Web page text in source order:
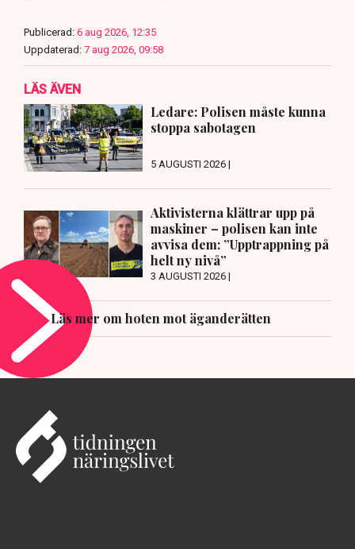
Publicerad: 6 aug 2026, 12:35
Uppdaterad: 7 aug 2026, 09:58
LÄS ÄVEN
Ledare: Polisen måste kunna
stoppa sabotagen
5 AUGUSTI 2026 |
Aktivisterna klättrar upp på
maskiner – polisen kan inte
avvisa dem: ”Upptrappning på
helt ny nivå”
3 AUGUSTI 2026 |
Läs mer om hoten mot äganderätten